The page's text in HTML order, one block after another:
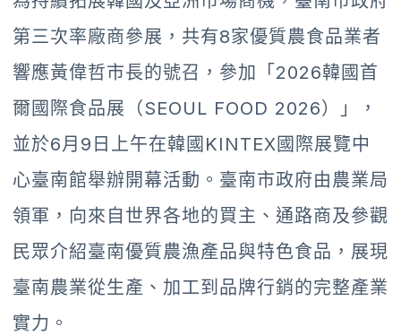
第三次率廠商參展，共有8家優質農食品業者
響應黃偉哲市長的號召，參加「2026韓國首
爾國際食品展（SEOUL FOOD 2026）」，
並於6月9日上午在韓國KINTEX國際展覽中
心臺南館舉辦開幕活動。臺南市政府由農業局
領軍，向來自世界各地的買主、通路商及參觀
民眾介紹臺南優質農漁產品與特色食品，展現
臺南農業從生產、加工到品牌行銷的完整產業
實力。